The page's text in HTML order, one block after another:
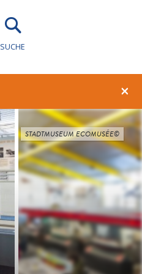
SUCHE
×
STADTMUSEUM ECOMUSÉE©